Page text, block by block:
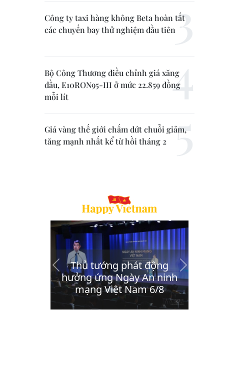
Công ty taxi hàng không Beta hoàn tất
các chuyến bay thử nghiệm đầu tiên
Bộ Công Thương điều chỉnh giá xăng
dầu, E10RON95-III ở mức 22.859 đồng
mỗi lít
Giá vàng thế giới chấm dứt chuỗi giảm,
tăng mạnh nhất kể từ hồi tháng 2